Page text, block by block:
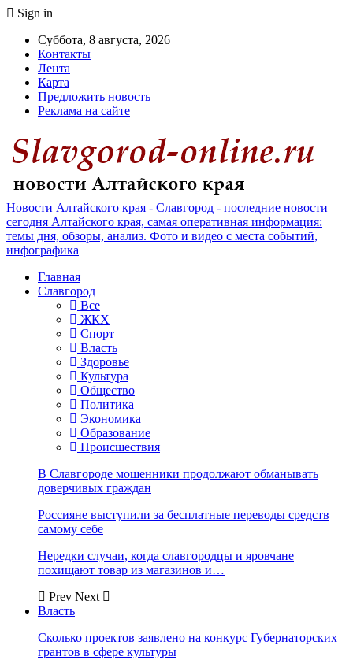
Sign in
Суббота, 8 августа, 2026
Контакты
Лента
Карта
Предложить новость
Реклама на сайте
Новости Алтайского края - Славгород - последние новости
сегодня Алтайского края, самая оперативная информация:
темы дня, обзоры, анализ. Фото и видео с места событий,
инфографика
Главная
Славгород
Все
ЖКХ
Спорт
Власть
Здоровье
Культура
Общество
Политика
Экономика
Образование
Происшествия
В Славгороде мошенники продолжают обманывать
доверчивых граждан
Россияне выступили за бесплатные переводы средств
самому себе
Нередки случаи, когда славгородцы и яровчане
похищают товар из магазинов и…
Prev Next
Власть
Сколько проектов заявлено на конкурс Губернаторских
грантов в сфере культуры